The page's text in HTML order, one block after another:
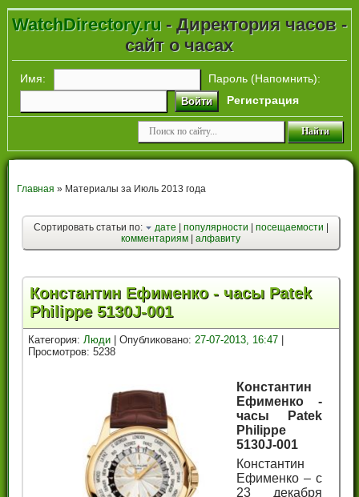
WatchDirectory.ru- Директория часов -
сайт о часах
Имя: Пароль (Напомнить):
Войти Регистрация
Главная » Материалы за Июль 2013 года
Сортировать статьи по: дате| популярности посещаемости
комментариям |алфавиту
Константин Ефименко - часы Patek
Philippe 5130J-001
Категория:Люди | Опубликовано:27-07-2013, 16:47
Просмотров: 5238
Константин
Ефименко -
часы Patek
Philippe
5130J-001
Константин
Ефименко – с
23 декабря